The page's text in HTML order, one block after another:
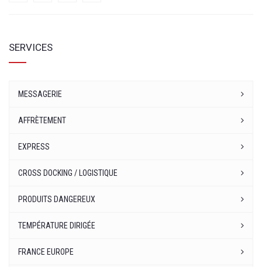
SERVICES
MESSAGERIE
AFFRÈTEMENT
EXPRESS
CROSS DOCKING / LOGISTIQUE
PRODUITS DANGEREUX
TEMPÉRATURE DIRIGÉE
FRANCE EUROPE